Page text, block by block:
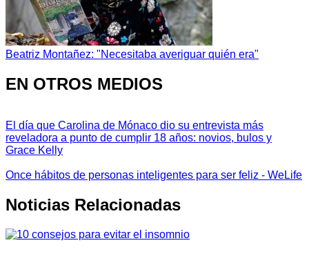
Beatriz Montañez: "Necesitaba averiguar quién era"
EN OTROS MEDIOS
El día que Carolina de Mónaco dio su entrevista más
reveladora a punto de cumplir 18 años: novios, bulos y
Grace Kelly
Once hábitos de personas inteligentes para ser feliz - WeLife
Noticias Relacionadas